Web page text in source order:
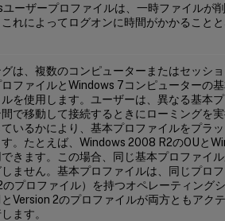
ーザープロファイルは、一時ファイルが
これによってログオンに時間がかかること
グは、複数のコンピューターまたはセッシ
ファイルとWindows 7コンピューターの
ルを使用します。ユーザーは、異なる基本
で移動して接続するときにローミングを
いるかにより、基本プロファイルをプラ
。たとえば、Windows 2008 R2のOUと
できます。この場合、同じ基本プロファイ
ません。基本プロファイルは、同じプロ
のプロファイル）を持つオペレーティング
とVersion 2のプロファイルが両方ともアク
ます。